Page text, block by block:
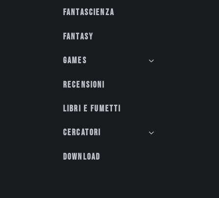
Fantascienza
Fantasy
Games
Recensioni
Libri e fumetti
Cercatori
Download